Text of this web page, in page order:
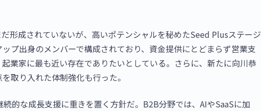
形成されていないが、高いポテンシャルを秘めたSeed Plusステージ
プ出身のメンバーで構成されており、資金提供にとどまらず営業支
業家に最も近い存在でありたいとしている。さらに、新たに向川恭
取り入れた体制強化も行った。
的な成長支援に重きを置く方針だ。B2B分野では、AIやSaaSに加